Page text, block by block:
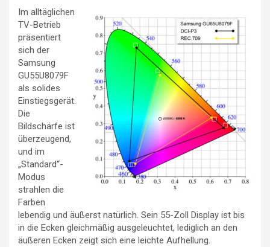
Im alltäglichen
TV-Betrieb
präsentiert
sich der
Samsung
GU55U8079F
als solides
Einstiegsgerät.
Die
Bildschärfe ist
überzeugend,
und im
„Standard“-
Modus
strahlen die
Farben
lebendig und äußerst natürlich. Sein 55-Zoll Display ist bis
in die Ecken gleichmäßig ausgeleuchtet, lediglich an den
äußeren Ecken zeigt sich eine leichte Aufhellung.